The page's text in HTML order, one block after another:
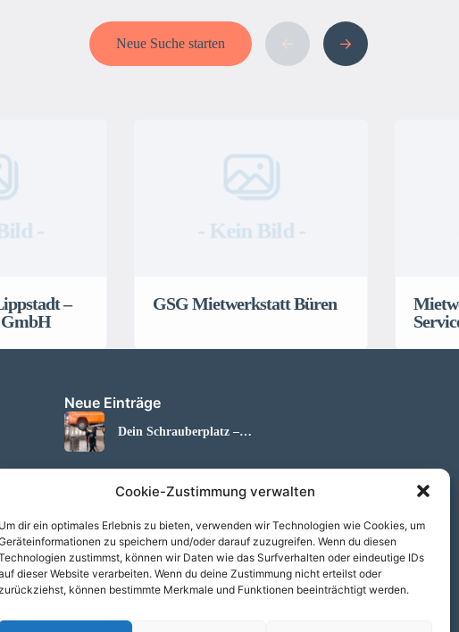
Cookie-Zustimmung verwalten
Um dir ein optimales Erlebnis zu bieten, verwenden wir Technologien wie Cookies, um
zu speichern und/oder darauf zuzugreifen. Wenn du diesen
zustimmst, können wir Daten wie das Surfverhalten oder eindeutige IDs
dieser Website verarbeiten. Wenn du deine Zustimmung nicht erteilst oder
können bestimmte Merkmale und Funktionen beeinträchtigt werden.
Neue Suche starten
-
–
- Kein Bild -
GSG Mietwerkstatt Büren
Neue Einträge
Dein Schrauberplatz –
Z-Teile Mietwerkstatt Lippstadt
Mietwerkstatt Lippstadt – BKV
Lippstadt GmbH
GSG Mietwerkstatt Büren